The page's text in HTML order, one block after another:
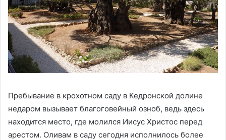
Пребывание в крохотном саду в Кедронской долине
недаром вызывает благоговейный озноб, ведь здесь
находится место, где молился Иисус Христос перед
арестом. Оливам в саду сегодня исполнилось более